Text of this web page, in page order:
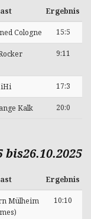
Ergebnis
Cologne 15:5
9:11
17:3
Kalk 20:0
bis26.10.2025
Ergebnis
Mülheim
10:10